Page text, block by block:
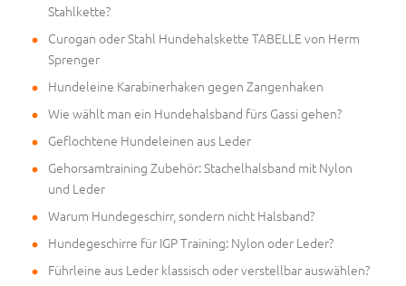
Stahlkette?
Curogan oder Stahl Hundehalskette TABELLE von Herm
Sprenger
Hundeleine Karabinerhaken gegen Zangenhaken
Wie wählt man ein Hundehalsband fürs Gassi gehen?
Geflochtene Hundeleinen aus Leder
Gehorsamtraining Zubehör: Stachelhalsband mit Nylon
und Leder
Warum Hundegeschirr, sondern nicht Halsband?
Hundegeschirre für IGP Training: Nylon oder Leder?
Führleine aus Leder klassisch oder verstellbar auswählen?